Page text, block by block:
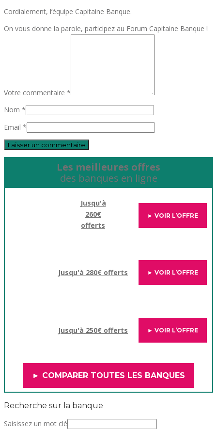
Cordialement, l’équipe Capitaine Banque.
On vous donne la parole, participez au Forum Capitaine Banque !
Votre commentaire *
Nom *
Email *
Les meilleures offres
des banques en ligne
Jusqu'à
260€
offerts
► VOIR L’OFFRE
Jusqu'à 280€ offerts ► VOIR L’OFFRE
Jusqu'à 250€ offerts ► VOIR L’OFFRE
► COMPARER TOUTES LES BANQUES
Recherche sur la banque
Saisissez un mot clé